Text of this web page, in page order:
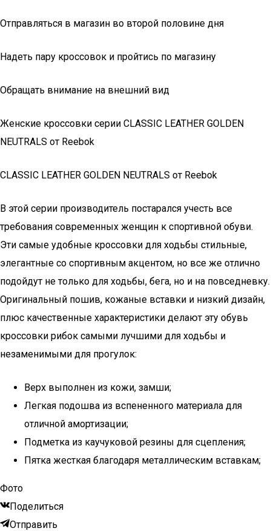
Отправляться в магазин во второй половине дня
Надеть пару кроссовок и пройтись по магазину
Обращать внимание на внешний вид
Женские кроссовки серии CLASSIC LEATHER GOLDEN
NEUTRALS от Reebok
CLASSIC LEATHER GOLDEN NEUTRALS от Reebok
В этой серии производитель постарался учесть все
требования современных женщин к спортивной обуви.
Эти самые удобные кроссовки для ходьбы стильные,
элегантные со спортивным акцентом, но все же отлично
подойдут не только для ходьбы, бега, но и на повседневку.
Оригинальный пошив, кожаные вставки и низкий дизайн,
плюс качественные характеристики делают эту обувь
кроссовки рибок самыми лучшими для ходьбы и
незаменимыми для прогулок:
Верх выполнен из кожи, замши;
Легкая подошва из вспененного материала для
отличной амортизации;
Подметка из каучуковой резины для сцепления;
Пятка жесткая благодаря металлическим вставкам;
Фото
Поделиться
Отправить